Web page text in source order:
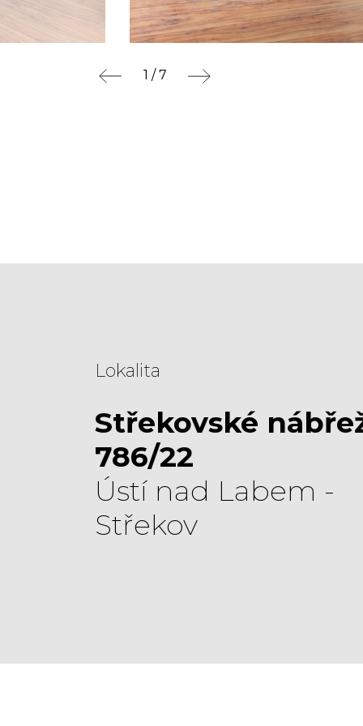
1 / 7
Lokalita
Střekovské
786/22
Ústí nad Labem -
Střekov